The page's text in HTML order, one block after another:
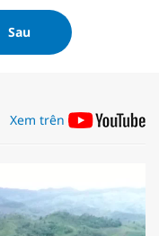
Sau
Xem trên